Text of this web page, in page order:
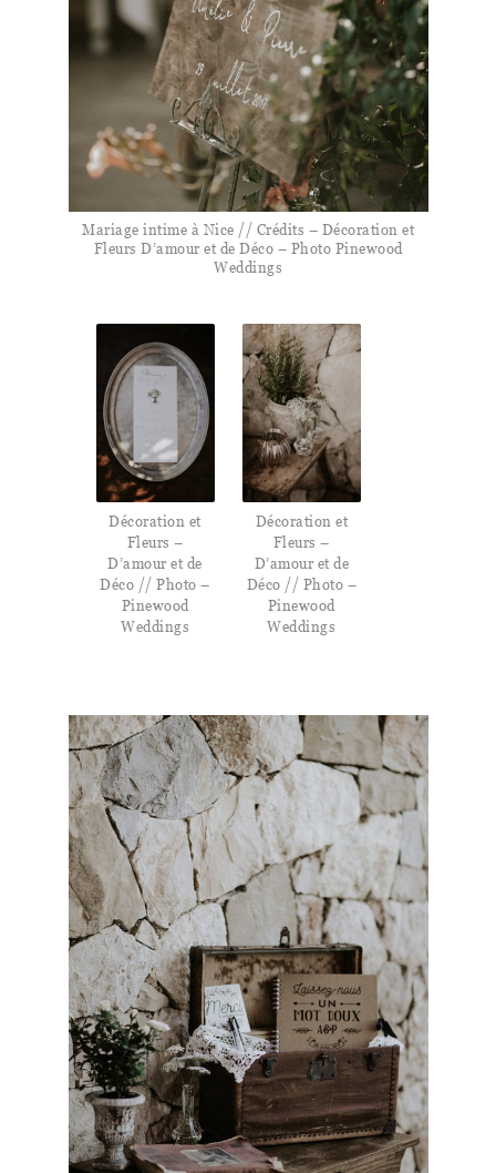
Mariage intime à Nice // Crédits – Décoration et
Fleurs D’amour et de Déco – Photo Pinewood
Weddings
Décoration et
Fleurs –
D’amour et de
Déco // Photo –
Pinewood
Weddings
Décoration et
Fleurs –
D’amour et de
Déco // Photo –
Pinewood
Weddings